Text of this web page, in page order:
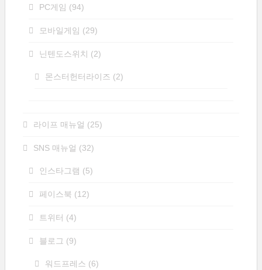
PC게임 (94)
모바일게임 (29)
닌텐도스위치 (2)
몬스터헌터라이즈 (2)
라이프 매뉴얼 (25)
SNS 매뉴얼 (32)
인스타그램 (5)
페이스북 (12)
트위터 (4)
블로그 (9)
워드프레스 (6)